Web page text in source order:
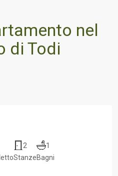
nel
di Todi
2
Stanze
1
Bagni